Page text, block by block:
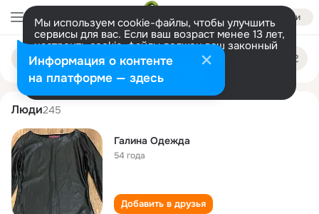
Войти
Мы используем cookie-файлы, чтобы улучшить
сервисы для вас. Если ваш возраст менее 13 лет,
настроить cookie-файлы должен ваш законный
представитель. Больше информации
Разрешить все Настроить
Поиск
людям
galina odezhda
Люди245
Галина Одежда
54 года
Добавить в друзья
Информация о контенте
на платформе — здесь